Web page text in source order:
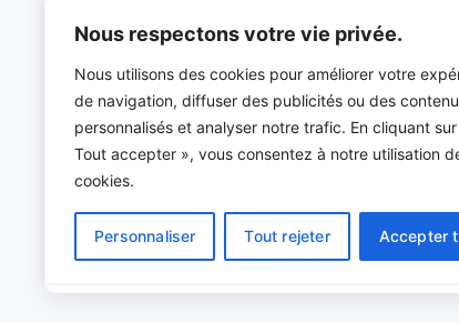
Nous respectons votre vie privée.
Nous utilisons des cookies pour améliorer votre
de navigation, diffuser des publicités ou des
personnalisés et analyser notre trafic. En cliquant sur
Tout accepter », vous consentez à notre utilisation
cookies.
Personnaliser Tout rejeter Accepter
sportive. Rejoignez notre communauté pour
progresser dans le jeu d’échecs en Haute-
Savoie ! »
Maison